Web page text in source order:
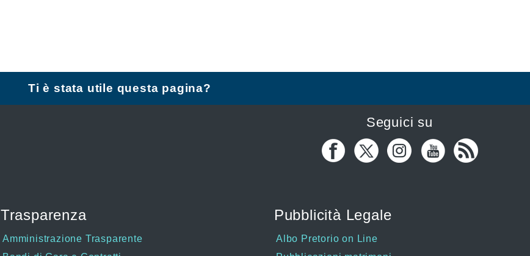
Ti è stata utile questa pagina?
Trasparenza
Amministrazione Trasparente
Pubblicità Legale
Albo Pretorio on Line
Seguici su